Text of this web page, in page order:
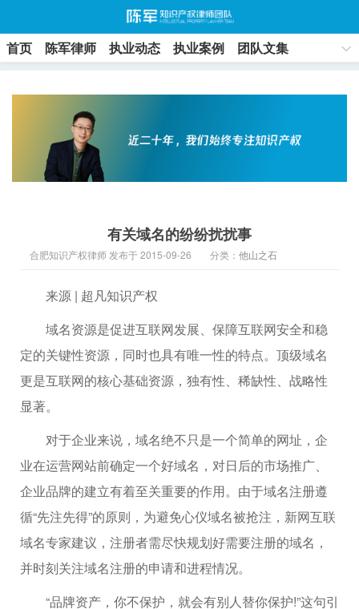
首页 陈军律师 执业动态 执业案例
团队文集
有关域名的纷纷扰扰事
合肥知识产权律师 发布于 2015-09-26 分类： 他山之石
来源 | 超凡知识产权
域名资源是促进互联网发展、保障互联网安全和稳
定的关键性资源，同时也具有唯一性的特点。顶级域名
更是互联网的核心基础资源，独有性、稀缺性、战略性
显著。
对于企业来说，域名绝不只是一个简单的网址，企
业在运营网站前确定一个好域名，对日后的市场推广、
企业品牌的建立有着至关重要的作用。由于域名注册遵
循“先注先得”的原则，为避免心仪域名被抢注，新网互联
域名专家建议，注册者需尽快规划好需要注册的域名，
并时刻关注域名注册的申请和进程情况。
“品牌资产，你不保护，就会有别人替你保护!”这句引